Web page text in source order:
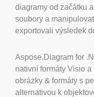
diagramy od začátku
soubory a
exportovali výsledek
Aspose.Diagram for
nativní formáty Visio
obrázky & formáty s
alternativou k